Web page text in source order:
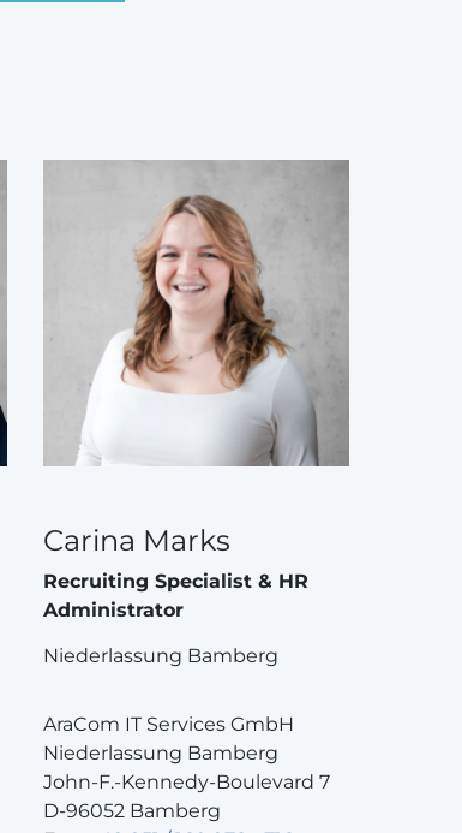
Carina Marks
Recruiting Specialist & HR
Administrator
Niederlassung Bamberg
AraCom IT Services GmbH
Niederlassung Bamberg
John-F.-Kennedy-Boulevard 7
D-96052 Bamberg